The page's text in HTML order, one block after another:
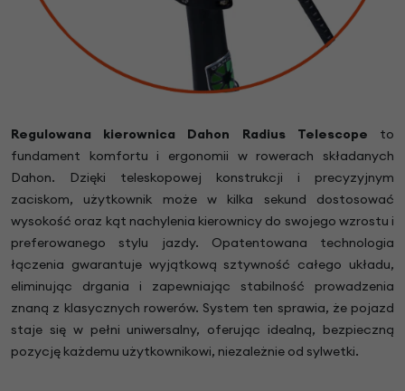
Regulowana kierownica Dahon Radius Telescope to
fundament komfortu i ergonomii w rowerach składanych
Dahon. Dzięki teleskopowej konstrukcji i precyzyjnym
zaciskom, użytkownik może w kilka sekund dostosować
wysokość oraz kąt nachylenia kierownicy do swojego wzrostu i
preferowanego stylu jazdy. Opatentowana technologia
łączenia gwarantuje wyjątkową sztywność całego układu,
eliminując drgania i zapewniając stabilność prowadzenia
znaną z klasycznych rowerów. System ten sprawia, że pojazd
staje się w pełni uniwersalny, oferując idealną, bezpieczną
pozycję każdemu użytkownikowi, niezależnie od sylwetki.